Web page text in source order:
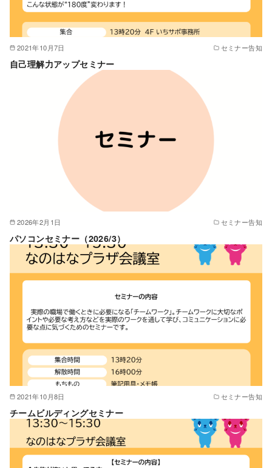
2021年10月7日 セミナー告知
自己理解力アップセミナー
2026年2月1日 セミナー告知
パソコンセミナー（2026/3）
2021年10月8日 セミナー告知
チームビルディングセミナー